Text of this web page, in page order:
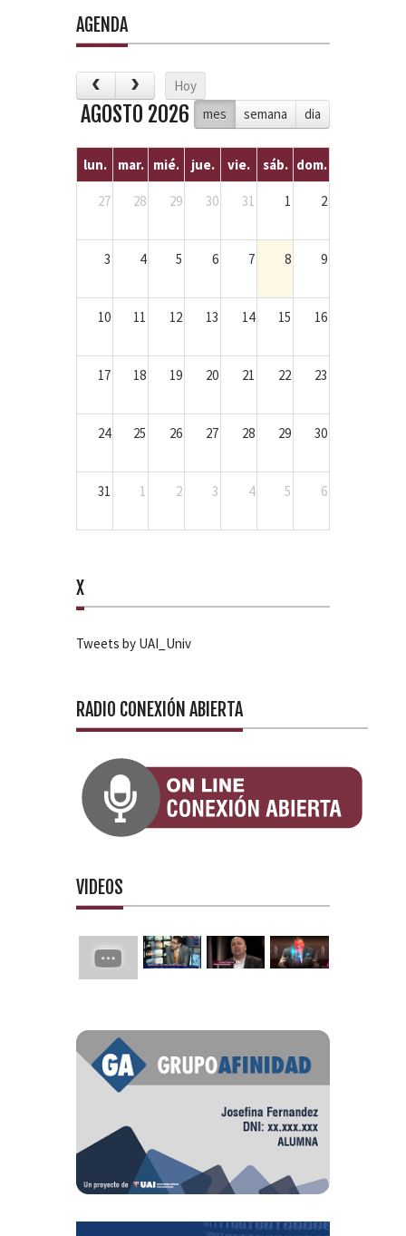
AGENDA
Hoy
mes
semana dia
AGOSTO 2026
lun. mar. mié. jue. vie. sáb. dom.
27 28 29 30 31 1 2
3 4 5 6 7 8 9
10 11 12 13 14 15 16
17 18 19 20 21 22 23
24 25 26 27 28 29 30
31 1 2 3 4 5 6
X
Tweets by UAI_Univ
RADIO CONEXIÓN ABIERTA
VIDEOS